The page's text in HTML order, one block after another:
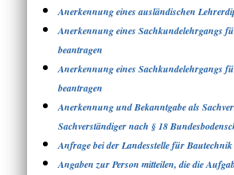
Anerkennung eines ausländischen
Anerkennung eines Sachkundelehrgangs
beantragen
Anerkennung eines Sachkundelehrgangs
beantragen
Anerkennung und Bekanntgabe als
Sachverständiger nach § 18
Anfrage bei der Landesstelle für Bautechnik
Angaben zur Person mitteilen, die die